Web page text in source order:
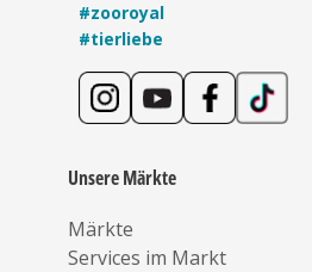
#zooroyal
#tierliebe
Unsere Märkte
Märkte
Services im Markt